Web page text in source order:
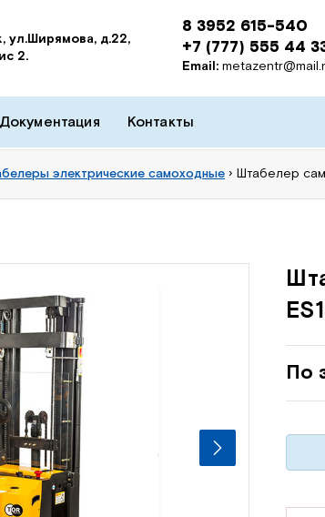
ул.Ширямова, д.22,
2.
8 3952 615-540
+7 (777) 555 44
Email:
Контакты
электрические самоходные › Штабелер
По